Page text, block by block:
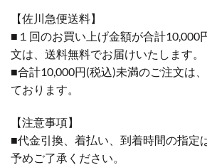
【佐川急便送料】
■１回のお買い上げ金額が合計10,000
文は、送料無料でお届けいたします。
■合計10,000円(税込)未満のご注文は
ております。
【注意事項】
■代金引換、着払い、到着時間の指定
予めご了承ください。